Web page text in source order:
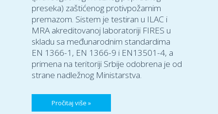
preseka) zaštićenog protivpožarnim
premazom. Sistem je testiran u ILAC i
MRA akreditovanoj laboratoriji FIRES u
skladu sa međunarodnim standardima
EN 1366-1, EN 1366-9 i EN13501-4, a
primena na teritoriji Srbije odobrena je od
strane nadležnog Ministarstva.
Pročitaj više »